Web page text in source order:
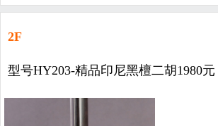
2F
型号HY203-精品印尼黑檀二胡1980元